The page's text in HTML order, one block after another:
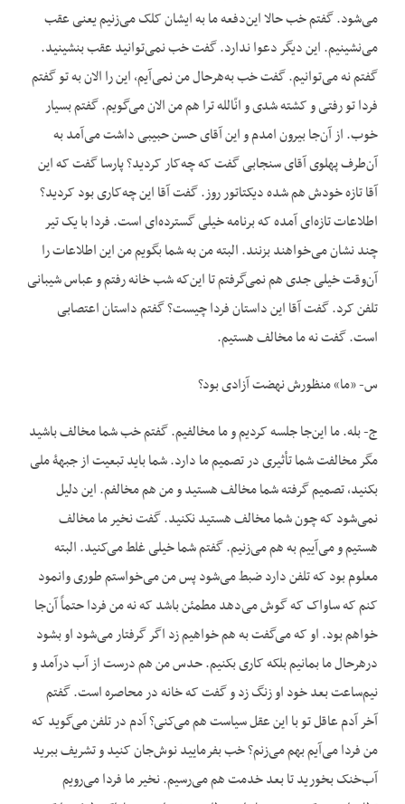
می‌شود. گفتم خب حالا این‌دفعه ما به ایشان کلک می‌زنیم یعنی عقب
می‌نشینیم. این دیگر دعوا ندارد. گفت خب نمی‌توانید عقب بنشینید.
گفتم نه می‌توانیم. گفت خب به‌هرحال من نمی‌آیم، این را الان به تو گفتم
فردا تو رفتی و کشته شدی و انّالله ترا هم من الان می‌گویم. گفتم بسیار
خوب. از آن‌جا بیرون امدم و این آقای حسن حبیبی داشت می‌آمد به
آن‌طرف پهلوی آقای سنجابی گفت که چه‌کار کردید؟ پارسا گفت که این
آقا تازه خودش هم شده دیکتاتور روز. گفت آقا این چه‌کاری بود کردید؟
اطلاعات تازه‌ای آمده که برنامه خیلی گسترده‌ای است. فردا با یک تیر
چند نشان می‌خواهند بزنند. البته من به شما بگویم من این اطلاعات را
آن‌وقت خیلی جدی هم نمی‌گرفتم تا این‌که شب خانه رفتم و عباس شیبانی
تلفن کرد. گفت آقا این داستان فردا چیست؟ گفتم داستان اعتصابی
است. گفت نه ما مخالف هستیم.
س- «ما» منظورش نهضت آزادی بود؟
ج- بله. ما این‌جا جلسه کردیم و ما مخالفیم. گفتم خب شما مخالف باشید
مگر مخالفت شما تأثیری در تصمیم ما دارد. شما باید تبعیت از جبهۀ ملی
بکنید، تصمیم گرفته شما مخالف هستید و من هم مخالفم. این دلیل
نمی‌شود که چون شما مخالف هستید نکنید. گفت نخیر ما مخالف
هستیم و می‌آییم به هم می‌زنیم. گفتم شما خیلی غلط می‌کنید. البته
معلوم بود که تلفن دارد ضبط می‌شود پس من می‌خواستم طوری وانمود
کنم که ساواک که گوش می‌دهد مطمئن باشد که نه من فردا حتماً آن‌جا
خواهم بود. او که می‌گفت به هم خواهیم زد اگر گرفتار می‌شود او بشود
درهرحال ما بمانیم بلکه کاری بکنیم. حدس من هم درست از آب درآمد و
نیم‌ساعت بعد خود او زنگ زد و گفت که خانه در محاصره است. گفتم
آخر آدم عاقل تو با این عقل سیاست هم می‌کنی؟ آدم در تلفن می‌گوید که
من فردا می‌آیم بهم می‌زنم؟ خب بفرمایید نوش‌جان کنید و تشریف ببرید
آب‌خنک بخورید تا بعد خدمت هم می‌رسیم. نخیر ما فردا می‌رویم